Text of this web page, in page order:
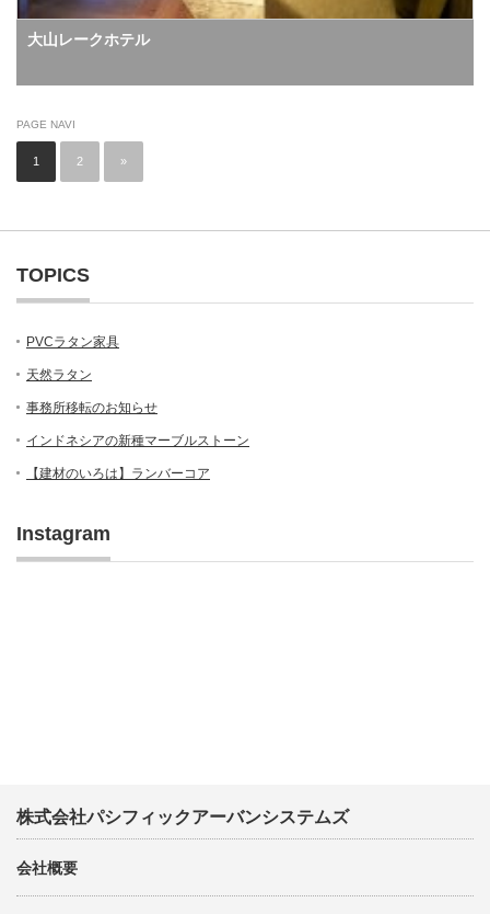
大山レークホテル
PAGE NAVI
1 2 »
TOPICS
PVCラタン家具
天然ラタン
事務所移転のお知らせ
インドネシアの新種マーブルストーン
【建材のいろは】ランバーコア
Instagram
株式会社パシフィックアーバンシステムズ
会社概要